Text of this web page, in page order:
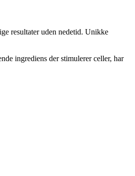
resultater uden nedetid. Unikke
ingrediens der stimulerer celler, har